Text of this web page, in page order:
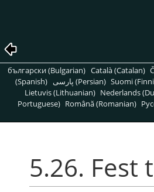
български (Bulgarian) Català (Catalan)
(Spanish)
پارسی (Persian) Suomi
Lietuvis (Lithuanian) Nederlands
Portuguese) Română (Romanian)
5.26.